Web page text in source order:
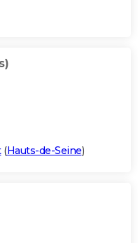
(Hauts-de-Seine)